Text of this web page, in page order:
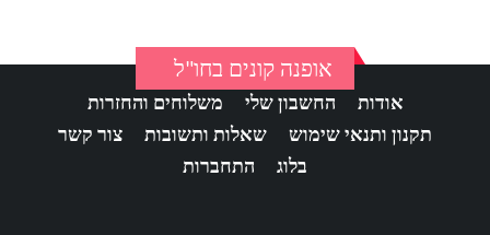
אופנה קונים בחו"ל
אודות החשבון שלי
משלוחים והחזרות
תקנון ותנאי שימוש
שאלות ותשובות
צור קשר
בלוג
התחברות